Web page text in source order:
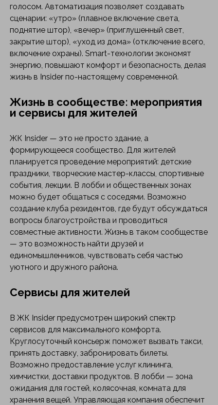
голосом. Автоматизация позволяет создавать
сценарии: «утро» (плавное включение света,
поднятие штор), «вечер» (приглушенный свет,
закрытие штор), «уход из дома» (отключение всего,
включение охраны). Smart-технологии экономят
энергию, повышают комфорт и безопасность, делая
жизнь в Insider по-настоящему современной.
Жизнь в сообществе: мероприятия
и сервисы для жителей
ЖК Insider — это не просто здание, а
формирующееся сообщество. Для жителей
планируется проведение мероприятий: детские
праздники, творческие мастер-классы, спортивные
события, лекции. В лобби и общественных зонах
можно будет общаться с соседями. Возможно
создание клуба резидентов, где будут обсуждаться
вопросы благоустройства и проводиться
совместные активности. Жизнь в таком сообществе
— это возможность найти друзей и
единомышленников, чувствовать себя частью
уютного и дружного района.
Сервисы для жителей
В ЖК Insider предусмотрен широкий спектр
сервисов для максимального комфорта.
Круглосуточный консьерж поможет вызвать такси,
принять доставку, забронировать билеты.
Возможно предоставление услуг клининга,
химчистки, доставки продуктов. В лобби — зона
ожидания для гостей, колясочная, комната для
хранения вещей. Управляющая компания обеспечит